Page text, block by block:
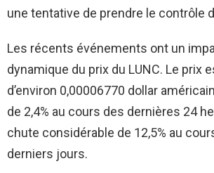
une tentative de prendre le contrôle
Les récents événements ont un
dynamique du prix du LUNC. Le prix
d’environ 0,00006770 dollar
de 2,4% au cours des dernières 24
chute considérable de 12,5% au
derniers jours.